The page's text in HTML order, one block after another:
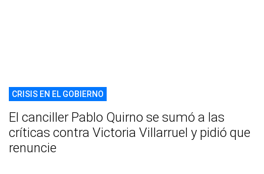
CRISIS EN EL GOBIERNO
El canciller Pablo Quirno se sumó a las
críticas contra Victoria Villarruel y pidió que
renuncie